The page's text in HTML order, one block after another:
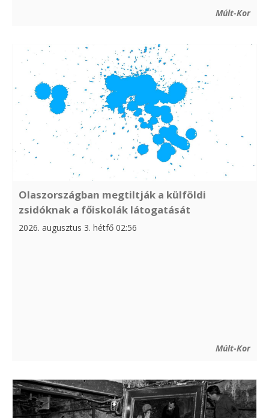
Múlt-Kor
Olaszországban megtiltják a külföldi
zsidóknak a főiskolák látogatását
2026. augusztus 3. hétfő 02:56
Múlt-Kor